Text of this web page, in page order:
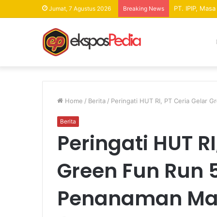
Jumat, 7 Agustus 2026 Breaking News PT. IPIP,
Home / Berita / Peringati HUT RI, PT Ceria Gelar
Berita
Peringati HUT
Green Fun Run
Penanaman